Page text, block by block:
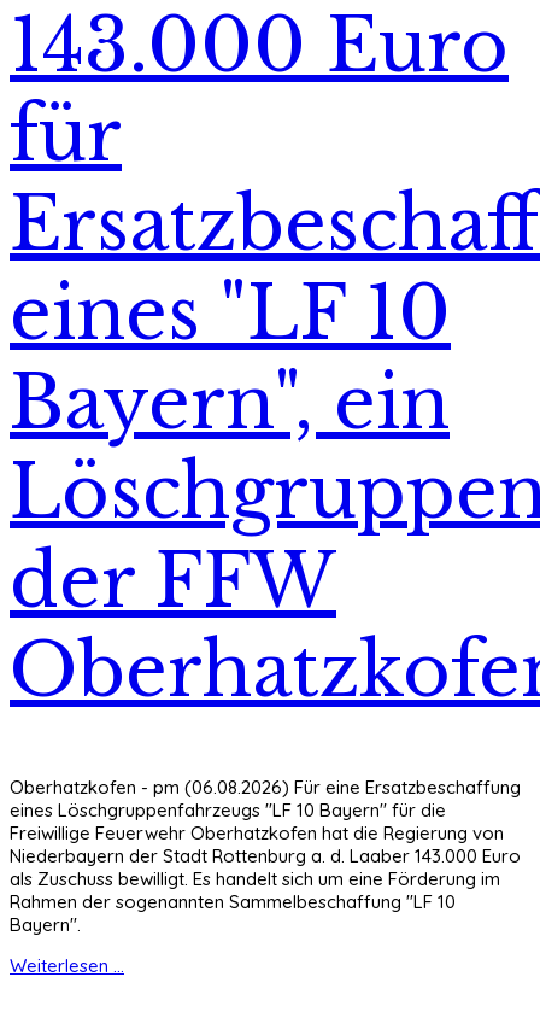
143.000 Euro
für
eines "LF 10
Bayern", ein
der FFW
Oberhatzkofen - pm (06.08.2026) Für eine Ersatzbeschaffung
eines Löschgruppenfahrzeugs "LF 10 Bayern" für die
Freiwillige Feuerwehr Oberhatzkofen hat die Regierung von
Niederbayern der Stadt Rottenburg a. d. Laaber 143.000 Euro
als Zuschuss bewilligt. Es handelt sich um eine Förderung im
Rahmen der sogenannten Sammelbeschaffung "LF 10
Bayern".
Weiterlesen ...